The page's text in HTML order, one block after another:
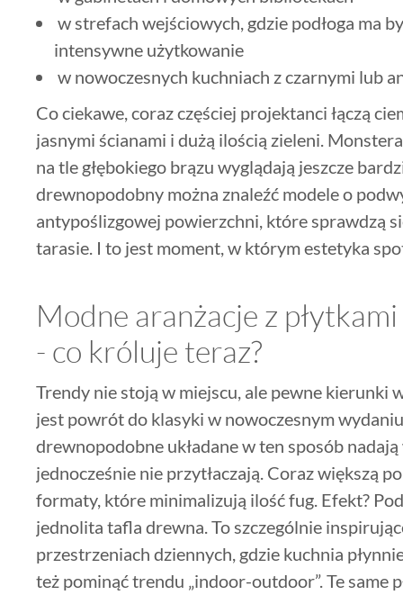
w strefach wejściowych, gdzie podłoga ma
intensywne użytkowanie
w nowoczesnych kuchniach z czarnymi lub
Co ciekawe, coraz częściej projektanci łączą
jasnymi ścianami i dużą ilością zieleni.
na tle głębokiego brązu wyglądają jeszcze
drewnopodobny można znaleźć modele o
antypoślizgowej powierzchni, które sprawdzą
tarasie. I to jest moment, w którym estetyka
Modne aranżacje z
- co króluje teraz?
Trendy nie stoją w miejscu, ale pewne kierunki
jest powrót do klasyki w nowoczesnym
drewnopodobne układane w ten sposób
jednocześnie nie przytłaczają. Coraz większą
formaty, które minimalizują ilość fug. Efekt?
jednolita tafla drewna. To szczególnie
przestrzeniach dziennych, gdzie kuchnia
też pominąć trendu „indoor-outdoor”. Te same